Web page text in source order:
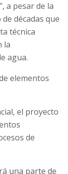
a pesar de la
décadas que
técnica
la
agua.
elementos
el proyecto
de
una parte de